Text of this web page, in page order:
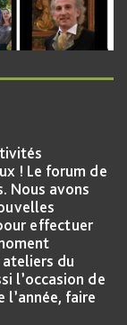
! Le forum de
Nous avons
effectuer
du
l’occasion de
faire